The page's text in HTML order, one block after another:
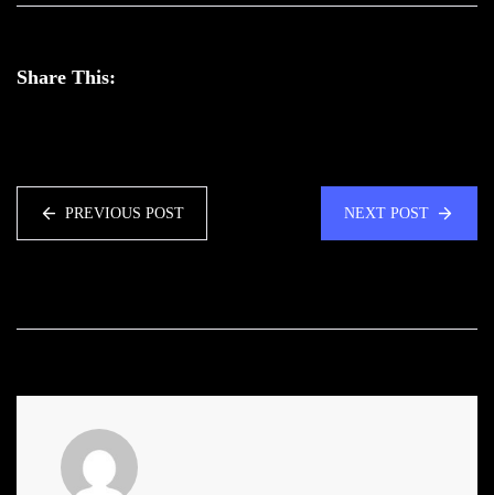
Share This:
PREVIOUS POST NEXT POST